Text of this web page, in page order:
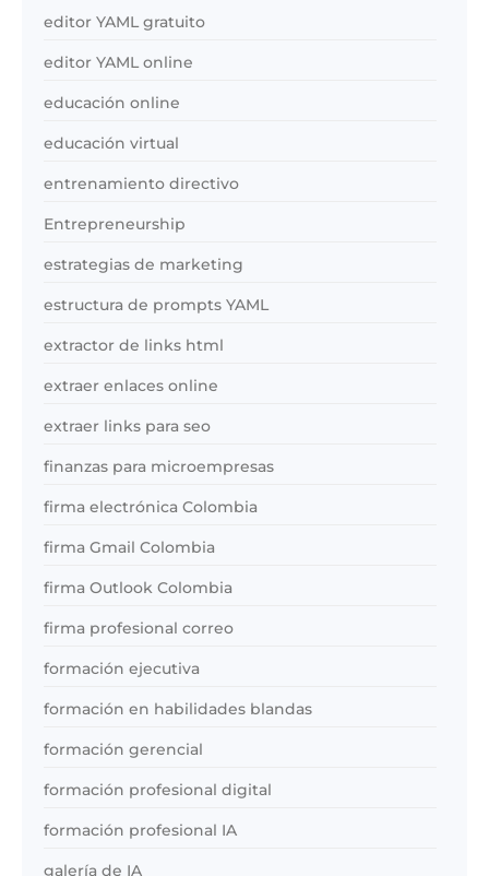
editor YAML gratuito
editor YAML online
educación online
educación virtual
entrenamiento directivo
Entrepreneurship
estrategias de marketing
estructura de prompts YAML
extractor de links html
extraer enlaces online
extraer links para seo
finanzas para microempresas
firma electrónica Colombia
firma Gmail Colombia
firma Outlook Colombia
firma profesional correo
formación ejecutiva
formación en habilidades blandas
formación gerencial
formación profesional digital
formación profesional IA
galería de IA